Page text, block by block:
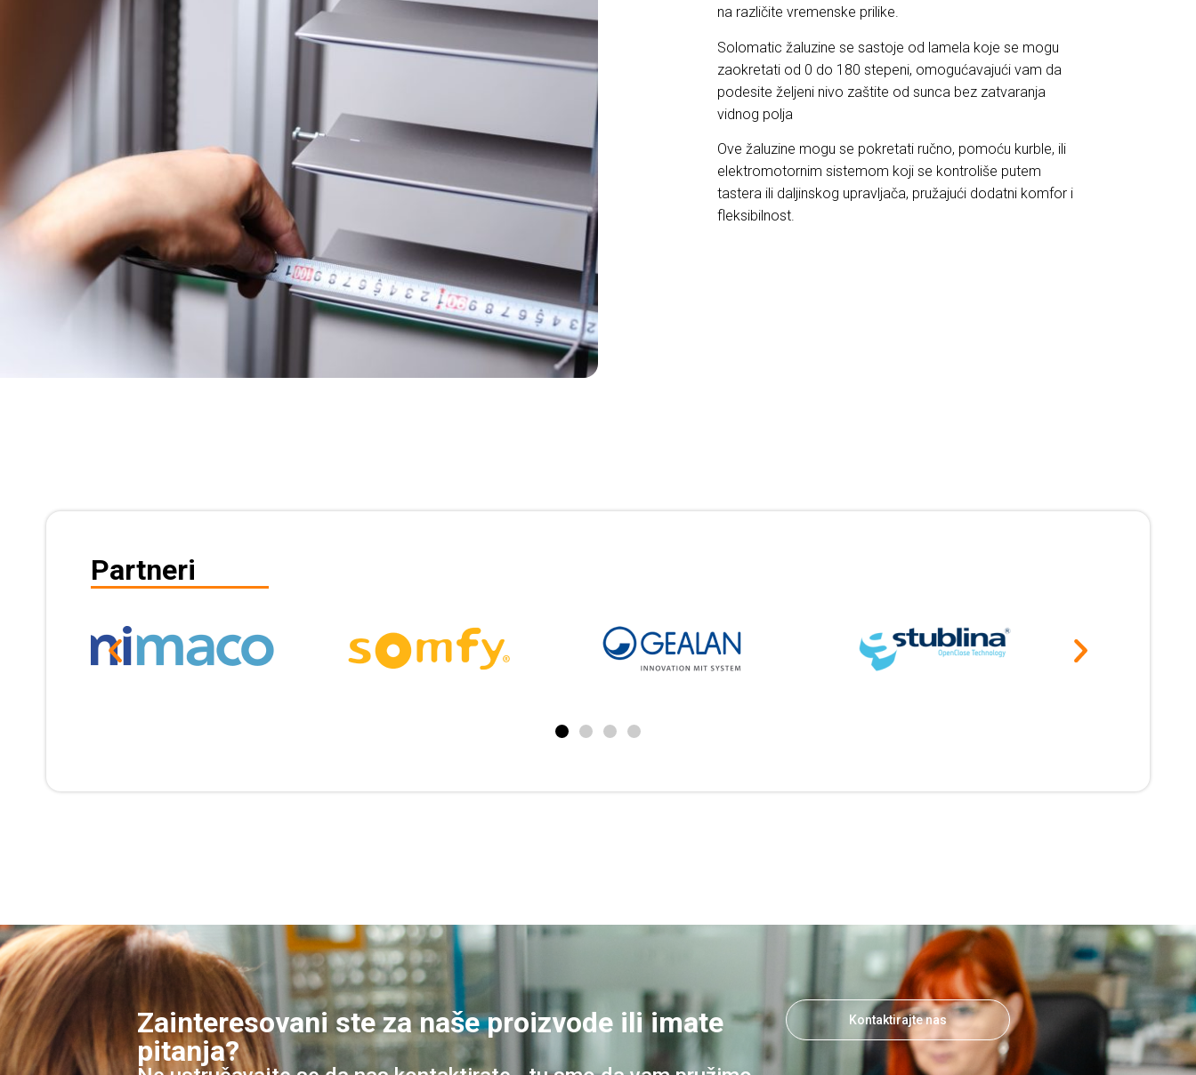
na različite vremenske prilike.
Solomatic žaluzine se sastoje od lamela koje se mogu
zaokretati od 0 do 180 stepeni, omogućavajući vam da
podesite željeni nivo zaštite od sunca bez zatvaranja
vidnog polja
Ove žaluzine mogu se pokretati ručno, pomoću kurble, ili
elektromotornim sistemom koji se kontroliše putem
tastera ili daljinskog upravljača, pružajući dodatni komfor i
fleksibilnost.
Partneri
Zainteresovani ste za naše proizvode ili imate
pitanja?
Kontaktirajte nas